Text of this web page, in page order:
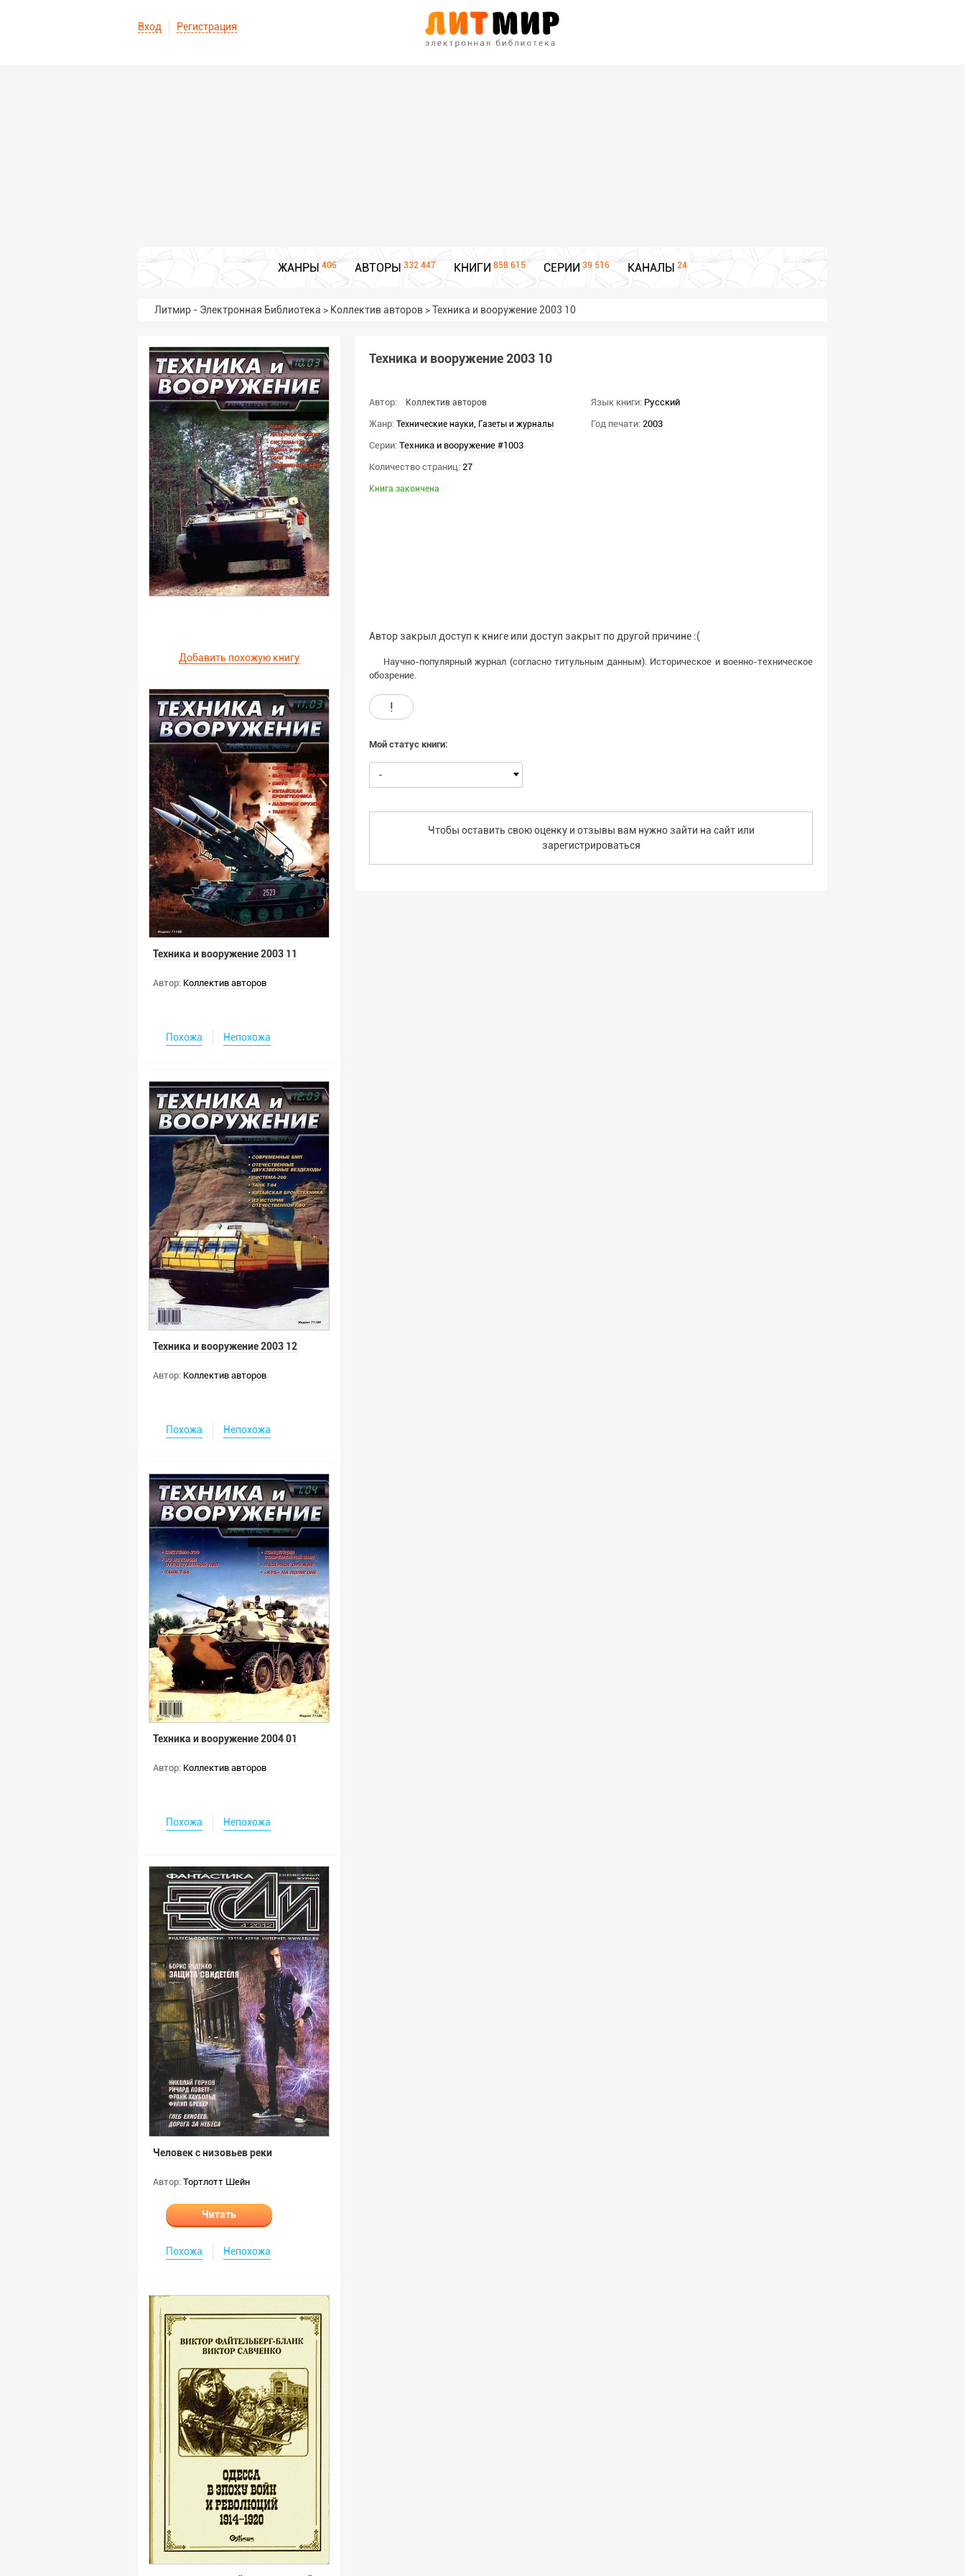
Вход Регистрация
ЖАНРЫ 406 АВТОРЫ 332 447 КНИГИ 858 615 СЕРИИ 39 516 КАНАЛЫ 24
Литмир - Электронная Библиотека > Коллектив авторов >Техника и вооружение 2003 10
Добавить похожую книгу
Техника и вооружение 2003 11
Автор: Коллектив авторов
Похожа Непохожа
Техника и вооружение 2003 12
Автор: Коллектив авторов
Похожа Непохожа
Техника и вооружение 2004 01
Автор: Коллектив авторов
Похожа Непохожа
Человек с низовьев реки
Автор: Тортлотт Шейн
Читать
Похожа Непохожа
Техника и вооружение 2003 10
Автор: Коллектив авторов
Жанр: Технические науки, Газеты и журналы
Серии: Техника и вооружение #1003
Количество страниц: 27
Книга закончена
Язык книги: Русский
Год печати: 2003
Автор закрыл доступ к книге или доступ закрыт по другой причине :(
Научно-популярный журнал (согласно титульным данным). Историческое и военно-техническое
обозрение.
!
Мой статус книги:
-
Чтобы оставить свою оценку и отзывы вам нужно зайти на сайт или
зарегистрироваться